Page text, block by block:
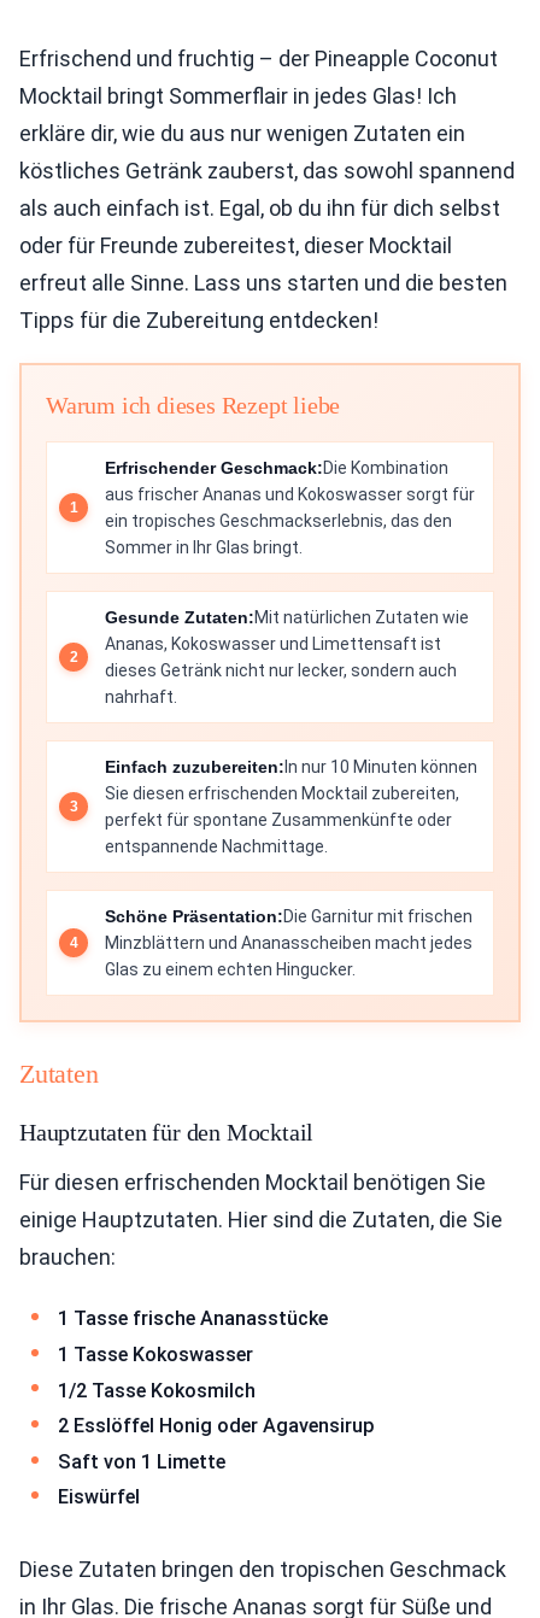
Erfrischend und fruchtig – der Pineapple Coconut
Mocktail bringt Sommerflair in jedes Glas! Ich
erkläre dir, wie du aus nur wenigen Zutaten ein
köstliches Getränk zauberst, das sowohl spannend
als auch einfach ist. Egal, ob du ihn für dich selbst
oder für Freunde zubereitest, dieser Mocktail
erfreut alle Sinne. Lass uns starten und die besten
Tipps für die Zubereitung entdecken!
Warum ich dieses Rezept liebe
Erfrischender Geschmack:Die Kombination
aus frischer Ananas und Kokoswasser sorgt für
ein tropisches Geschmackserlebnis, das den
Sommer in Ihr Glas bringt.
Gesunde Zutaten:Mit natürlichen Zutaten wie
Ananas, Kokoswasser und Limettensaft ist
dieses Getränk nicht nur lecker, sondern auch
nahrhaft.
Einfach zuzubereiten: In nur 10 Minuten können
Sie diesen erfrischenden Mocktail zubereiten,
perfekt für spontane Zusammenkünfte oder
entspannende Nachmittage.
Schöne Präsentation:Die Garnitur mit frischen
Minzblättern und Ananasscheiben macht jedes
Glas zu einem echten Hingucker.
Zutaten
Hauptzutaten für den Mocktail
Für diesen erfrischenden Mocktail benötigen Sie
einige Hauptzutaten. Hier sind die Zutaten, die Sie
brauchen:
1 Tasse frische Ananasstücke
1 Tasse Kokoswasser
1/2 Tasse Kokosmilch
2 Esslöffel Honig oder Agavensirup
Saft von 1 Limette
Eiswürfel
Diese Zutaten bringen den tropischen Geschmack
in Ihr Glas. Die frische Ananas sorgt für Süße und